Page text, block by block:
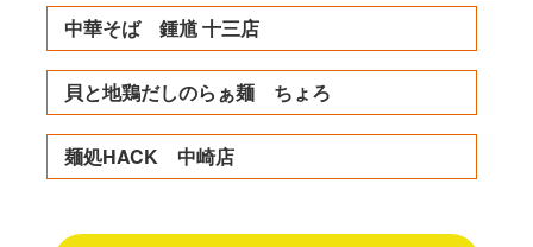
中華そば 鍾馗 十三店
貝と地鶏だしのらぁ麺 ちょろ
麺処HACK 中崎店